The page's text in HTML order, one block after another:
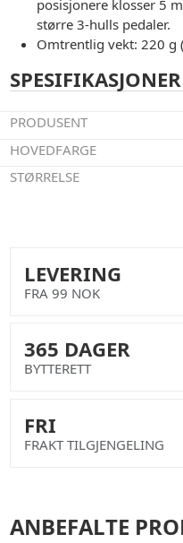
posisjonere klosser 5
større 3-hulls pedaler.
Omtrentlig vekt: 220 g
SPESIFIKASJONER
PRODUSENT
HOVEDFARGE
STØRRELSE
LEVERING
FRA 99 NOK
365 DAGER
BYTTERETT
FRI
FRAKT TILGJENGELING
ANBEFALTE